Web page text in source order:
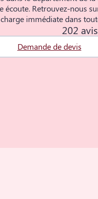
écoute. Retrouvez-nous
immédiate dans
202
Demande de devis